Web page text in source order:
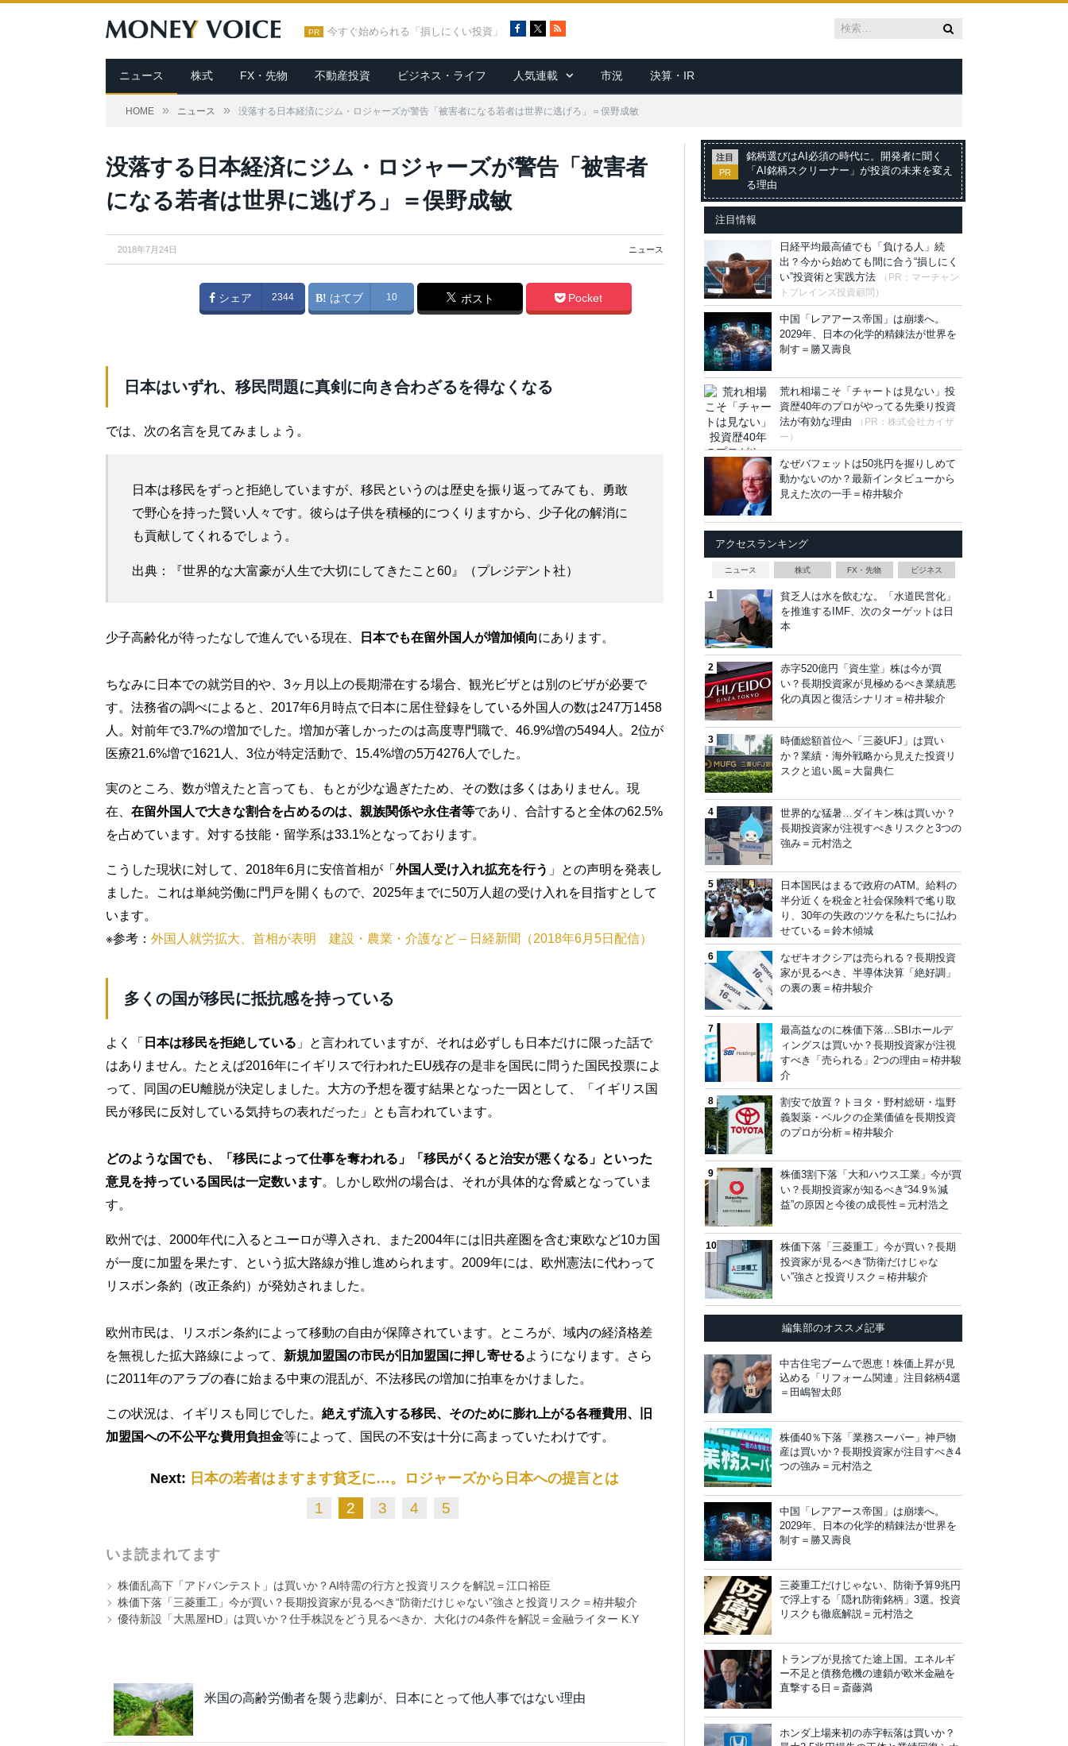
PR 今すぐ始められる「損しにくい投資」
c
e
b
o
R
S
ニュース 株式 FX・先物 不動産投資 ビジネス・ライフ 人気連載 市況 決算・IR
HOME » ニュース » 没落する日本経済にジム・ロジャーズが警告「被害者になる若者は世界に逃げろ」＝俣野成敏
没落する日本経済にジム・ロジャーズが警告「被害者
になる若者は世界に逃げろ」＝俣野成敏
2018年7月24日 ニュース
シェア 2344 はてブ 10 ポスト Pocket
日本はいずれ、移民問題に真剣に向き合わざるを得なくなる
では、次の名言を見てみましょう。
日本は移民をずっと拒絶していますが、移民というのは歴史を振り返ってみても、勇敢
で野心を持った賢い人々です。彼らは子供を積極的につくりますから、少子化の解消に
も貢献してくれるでしょう。
出典：『世界的な大富豪が人生で大切にしてきたこと60』（プレジデント社）
少子高齢化が待ったなしで進んでいる現在、 日本でも在留外国人が増加傾向にあります。
ちなみに日本での就労目的や、3ヶ月以上の長期滞在する場合、観光ビザとは別のビザが必要で
す。法務省の調べによると、2017年6月時点で日本に居住登録をしている外国人の数は247万1458
人。対前年で3.7%の増加でした。増加が著しかったのは高度専門職で、46.9%増の5494人。2位が
医療21.6%増で1621人、3位が特定活動で、15.4%増の5万4276人でした。
実のところ、数が増えたと言っても、もとが少な過ぎたため、その数は多くはありません。現
在、 在留外国人で大きな割合を占めるのは、親族関係や永住者等であり、合計すると全体の62.5%
を占めています。対する技能・留学系は33.1%となっております。
こうした現状に対して、2018年6月に安倍首相が「 外国人受け入れ拡充を行う 」との声明を発表し
ました。これは単純労働に門戸を開くもので、2025年までに50万人超の受け入れを目指すとして
います。
※参考： 外国人就労拡大、首相が表明 建設・農業・介護など – 日経新聞（2018年6月5日配信）
多くの国が移民に抵抗感を持っている
よく「 日本は移民を拒絶している 」と言われていますが、それは必ずしも日本だけに限った話で
はありません。たとえば2016年にイギリスで行われたEU残存の是非を国民に問うた国民投票によ
って、同国のEU離脱が決定しました。大方の予想を覆す結果となった一因として、「イギリス国
民が移民に反対している気持ちの表れだった」とも言われています。
どのような国でも、「移民によって仕事を奪われる」「移民がくると治安が悪くなる」といった
意見を持っている国民は一定数います。しかし欧州の場合は、それが具体的な脅威となっていま
す。
欧州では、2000年代に入るとユーロが導入され、また2004年には旧共産圏を含む東欧など10カ国
が一度に加盟を果たす、という拡大路線が推し進められます。2009年には、欧州憲法に代わって
リスボン条約（改正条約）が発効されました。
欧州市民は、リスボン条約によって移動の自由が保障されています。ところが、域内の経済格差
を無視した拡大路線によって、 新規加盟国の市民が旧加盟国に押し寄せるようになります。さら
に2011年のアラブの春に始まる中東の混乱が、不法移民の増加に拍車をかけました。
この状況は、イギリスも同じでした。 絶えず流入する移民、そのために膨れ上がる各種費用、旧
加盟国への不公平な費用負担金等によって、国民の不安は十分に高まっていたわけです。
Next: 日本の若者はますます貧乏に…。ロジャーズから日本への提言とは
1 2 3 4 5
いま読まれてます
株価乱高下「アドバンテスト」は買いか？AI特需の行方と投資リスクを解説＝江口裕臣
株価下落「三菱重工」今が買い？長期投資家が見るべき“防衛だけじゃない”強さと投資リスク＝栫井駿介
優待新設「大黒屋HD」は買いか？仕手株説をどう見るべきか、大化けの4条件を解説＝金融ライター K.Y
米国の高齢労働者を襲う悲劇が、日本にとって他人事ではない理由
注目
PR
銘柄選びはAI必須の時代に。開発者に聞く
「AI銘柄スクリーナー」が投資の未来を変え
る理由
注目情報
日経平均最高値でも「負ける人」続
出？今から始めても間に合う“損しにく
い”投資術と実践方法
（PR：マーチャン
トブレインズ投資顧問）
中国「レアアース帝国」は崩壊へ。
2029年、日本の化学的精錬法が世界を
制す＝勝又壽良
荒れ相場こそ「チャートは見ない」投
資歴40年のプロがやってる先乗り投資
法が有効な理由
（PR：株式会社カイザ
ー）
なぜバフェットは50兆円を握りしめて
動かないのか？最新インタビューから
見えた次の一手＝栫井駿介
アクセスランキング
ニュース 株式 FX・先物 ビジネス
貧乏人は水を飲むな。「水道民営化」
を推進するIMF、次のターゲットは日
本
赤字520億円「資生堂」株は今が買
い？長期投資家が見極めるべき業績悪
化の真因と復活シナリオ＝栫井駿介
時価総額首位へ「三菱UFJ」は買い
か？業績・海外戦略から見えた投資リ
スクと追い風＝大畠典仁
世界的な猛暑…ダイキン株は買いか？
長期投資家が注視すべきリスクと3つの
強み＝元村浩之
日本国民はまるで政府のATM。給料の
半分近くを税金と社会保険料で毟り取
り、30年の失政のツケを私たちに払わ
せている＝鈴木傾城
なぜキオクシアは売られる？長期投資
家が見るべき、半導体決算「絶好調」
の裏の裏＝栫井駿介
最高益なのに株価下落…SBIホールデ
ィングスは買いか？長期投資家が注視
すべき「売られる」2つの理由＝栫井駿
介
割安で放置？トヨタ・野村総研・塩野
義製薬・ベルクの企業価値を長期投資
のプロが分析＝栫井駿介
株価3割下落「大和ハウス工業」今が買
い？長期投資家が知るべき“34.9％減
益”の原因と今後の成長性＝元村浩之
株価下落「三菱重工」今が買い？長期
投資家が見るべき“防衛だけじゃな
い”強さと投資リスク＝栫井駿介
編集部のオススメ記事
中古住宅ブームで恩恵！株価上昇が見
込める「リフォーム関連」注目銘柄4選
＝田嶋智太郎
株価40％下落「業務スーパー」神戸物
産は買いか？長期投資家が注目すべき4
つの強み＝元村浩之
中国「レアアース帝国」は崩壊へ。
2029年、日本の化学的精錬法が世界を
制す＝勝又壽良
三菱重工だけじゃない、防衛予算9兆円
で浮上する「隠れ防衛銘柄」3選。投資
リスクも徹底解説＝元村浩之
トランプが見捨てた途上国。エネルギ
ー不足と債務危機の連鎖が欧米金融を
直撃する日＝斎藤満
ホンダ上場来初の赤字転落は買いか？